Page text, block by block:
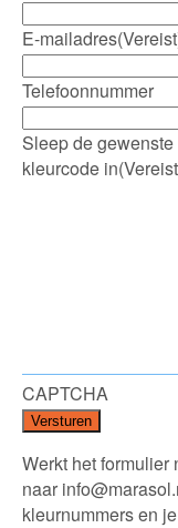
E-mailadres
Telefoonnummer
Sleep de
kleurcode in
CAPTCHA
Werkt het formulier
naar
kleurnummers en